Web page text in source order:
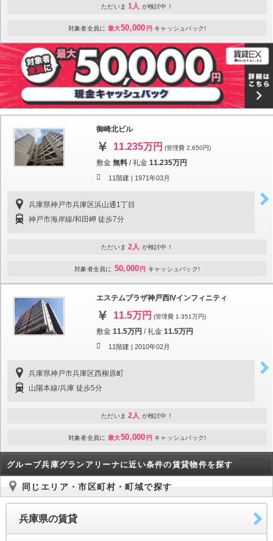
ただいま 1人 が検討中！
対象者全員に 最大50,000 円 キャッシュバック!
御崎北ビル
11.235万円 (管理費 2,650円)
敷金 無料 /礼金 11.235万円
11階建 | 1971年03月
兵庫県神戸市兵庫区浜山通1丁目
神戸市海岸線/和田岬 徒歩7分
ただいま 2人 が検討中！
対象者全員に 50,000 円 キャッシュバック!
エステムプラザ神戸西IVインフィニティ
11.5万円 (管理費 1.351万円)
敷金 11.5万円 /礼金 11.5万円
11階建 | 2010年02月
兵庫県神戸市兵庫区西柳原町
山陽本線/兵庫 徒歩5分
ただいま 2人 が検討中！
対象者全員に 最大50,000 円 キャッシュバック!
グルーブ兵庫グランアリーナに近い条件の賃貸物件を探す
同じエリア・市区町村・町域で探す
兵庫県の賃貸